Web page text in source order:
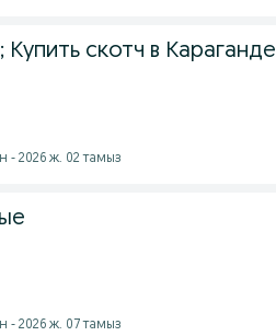
скотч в Караганде
- 2026 ж. 02 тамыз
- 2026 ж. 07 тамыз